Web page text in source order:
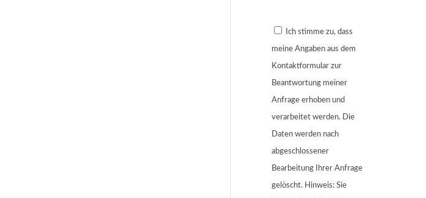
Ich stimme zu, dass
meine Angaben aus dem
Kontaktformular zur
Beantwortung meiner
Anfrage erhoben und
verarbeitet werden. Die
Daten werden nach
abgeschlossener
Bearbeitung Ihrer Anfrage
gelöscht. Hinweis: Sie